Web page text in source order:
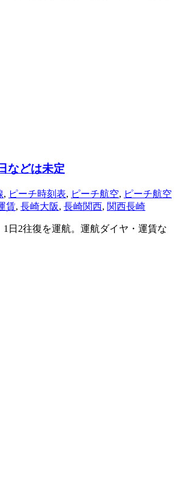
などは未定
, ピーチ時刻表, ピーチ航空, ピーチ航空
賃, 長崎大阪, 長崎関西, 関西長崎
日2往復を運航。運航ダイヤ・運賃な